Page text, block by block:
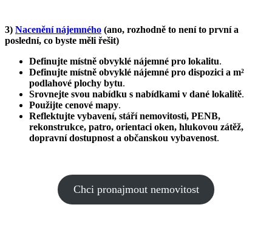
3) Nacenění nájemného (ano, rozhodně to není to první a
poslední, co byste měli řešit)
Definujte místně obvyklé nájemné pro lokalitu.
Definujte místně obvyklé nájemné pro dispozici a m²
podlahové plochy bytu.
Srovnejte svou nabídku s nabídkami v dané lokalitě.
Použijte cenové mapy.
Reflektujte vybavení, stáří nemovitosti, PENB,
rekonstrukce, patro, orientaci oken, hlukovou zátěž,
dopravní dostupnost a občanskou vybavenost.
Chci pronajmout nemovitost